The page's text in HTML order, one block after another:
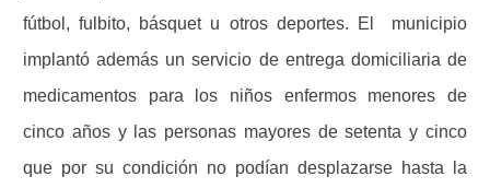
fútbol, fulbito, básquet u otros deportes.
El
municipio
implantó además un servicio de entrega domiciliaria de
medicamentos para los niños enfermos menores de
cinco años y las personas mayores de setenta y cinco
que por su condición no podían desplazarse hasta la